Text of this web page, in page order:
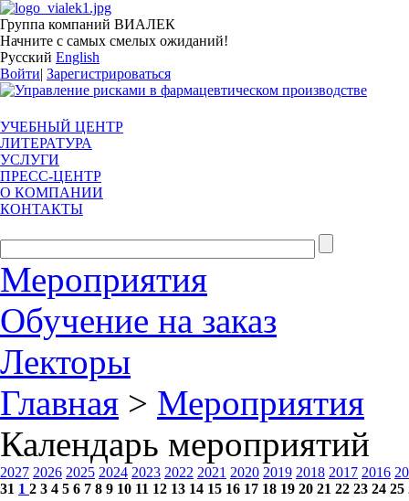
Группа компаний ВИАЛЕК
Начните с самых смелых ожиданий!
Русский English
Войти| Зарегистрироваться
УЧЕБНЫЙ ЦЕНТР
ЛИТЕРАТУРА
УСЛУГИ
ПРЕСС-ЦЕНТР
О КОМПАНИИ
КОНТАКТЫ
Мероприятия
Обучение на заказ
Лекторы
Главная > Мероприятия
Календарь мероприятий
2027 2026 2025 2024 2023 2022 2021 2020 2019 2018 2017 2016
31 1 2 3 4 5 6 7 8 9 10 11 12 13 14 15 16 17 18 19 20 21 22 23 24 25